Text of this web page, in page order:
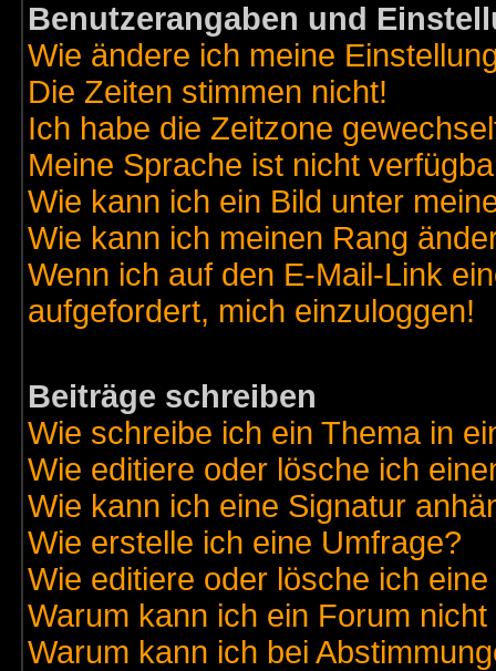
Benutzerangaben und
Wie ändere ich meine
Die Zeiten stimmen nicht!
Ich habe die Zeitzone
Meine Sprache ist nicht
Wie kann ich ein Bild unter
Wie kann ich meinen Rang
Wenn ich auf den E-Mail-Link
aufgefordert, mich einzuloggen!
Beiträge schreiben
Wie schreibe ich ein Thema in
Wie editiere oder lösche ich
Wie kann ich eine Signatur
Wie erstelle ich eine Umfrage?
Wie editiere oder lösche ich
Warum kann ich ein Forum
Warum kann ich bei